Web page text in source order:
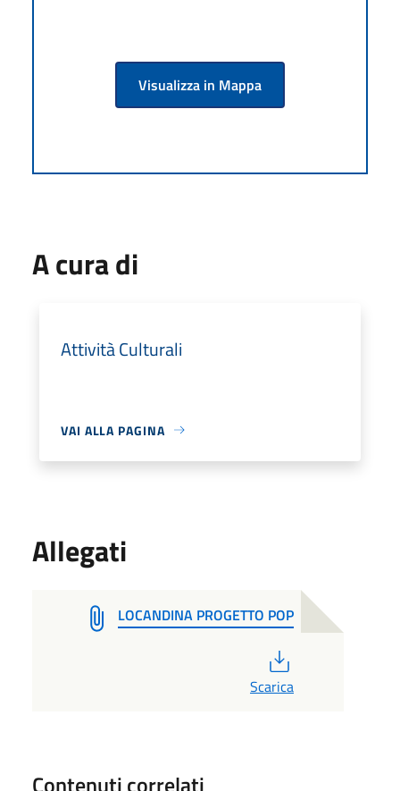
Visualizza in Mappa
A cura di
Attività Culturali
VAI ALLA PAGINA
Allegati
LOCANDINA PROGETTO POP
Scarica
Contenuti correlati